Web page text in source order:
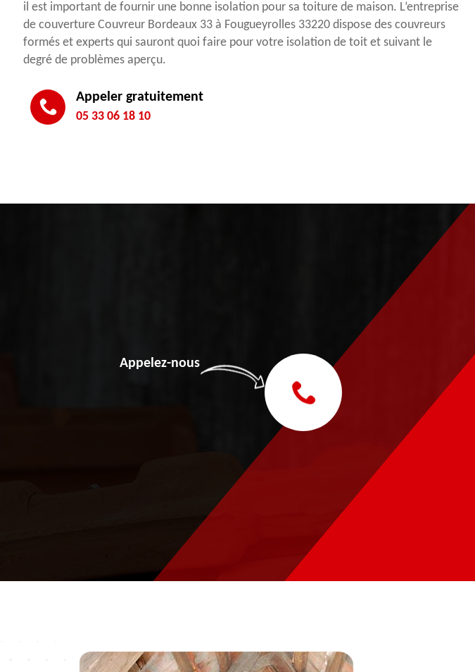
il est important de fournir une bonne isolation pour sa toiture de maison. L’entreprise
de couverture Couvreur Bordeaux 33 à Fougueyrolles 33220 dispose des couvreurs
formés et experts qui sauront quoi faire pour votre isolation de toit et suivant le
degré de problèmes aperçu.
Appeler gratuitement
05 33 06 18 10
Appelez-nous